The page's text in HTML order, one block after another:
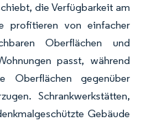
die Verfügbarkeit am
profitieren von einfacher
Oberflächen und
passt, während
Oberflächen gegenüber
Schrankwerkstätten,
Gebäude